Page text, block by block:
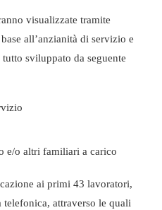
visualizzate tramite
all’anzianità di servizio e
sviluppato da seguente
e/o altri familiari a carico
ai primi 43 lavoratori,
telefonica, attraverso le quali